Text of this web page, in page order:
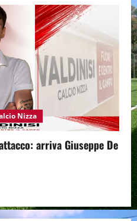
Nizza
arriva Giuseppe De